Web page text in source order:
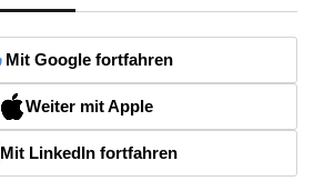
Mit Google fortfahren
Weiter mit Apple
Mit LinkedIn fortfahren